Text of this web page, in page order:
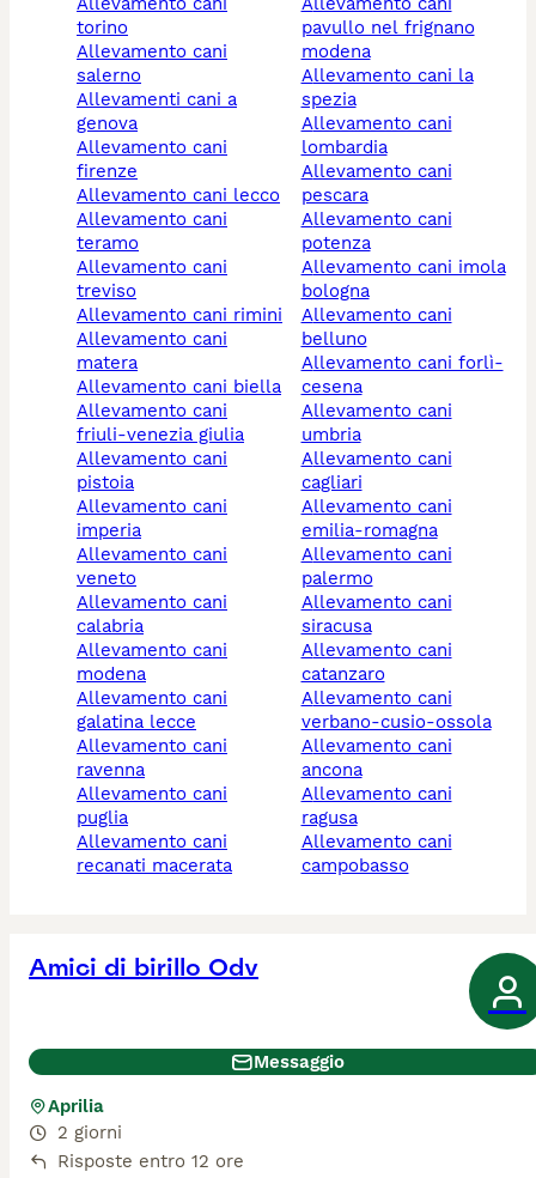
torino
allevamento cani
salerno
allevamenti cani a
genova
allevamento cani
firenze
allevamento cani lecco
allevamento cani
teramo
allevamento cani
treviso
allevamento cani rimini
allevamento cani
matera
allevamento cani biella
allevamento cani
friuli-venezia giulia
allevamento cani
pistoia
allevamento cani
imperia
allevamento cani
veneto
allevamento cani
calabria
allevamento cani
modena
allevamento cani
galatina lecce
allevamento cani
ravenna
allevamento cani
puglia
allevamento cani
recanati macerata
pavullo nel frignano
modena
allevamento cani la
spezia
allevamento cani
lombardia
allevamento cani
pescara
allevamento cani
potenza
allevamento cani imola
bologna
allevamento cani
belluno
allevamento cani forlì-
cesena
allevamento cani
umbria
allevamento cani
cagliari
allevamento cani
emilia-romagna
allevamento cani
palermo
allevamento cani
siracusa
allevamento cani
catanzaro
allevamento cani
verbano-cusio-ossola
allevamento cani
ancona
allevamento cani
ragusa
allevamento cani
campobasso
Amici di birillo Odv
Messaggio
Aprilia
2 giorni
Risposte entro 12 ore